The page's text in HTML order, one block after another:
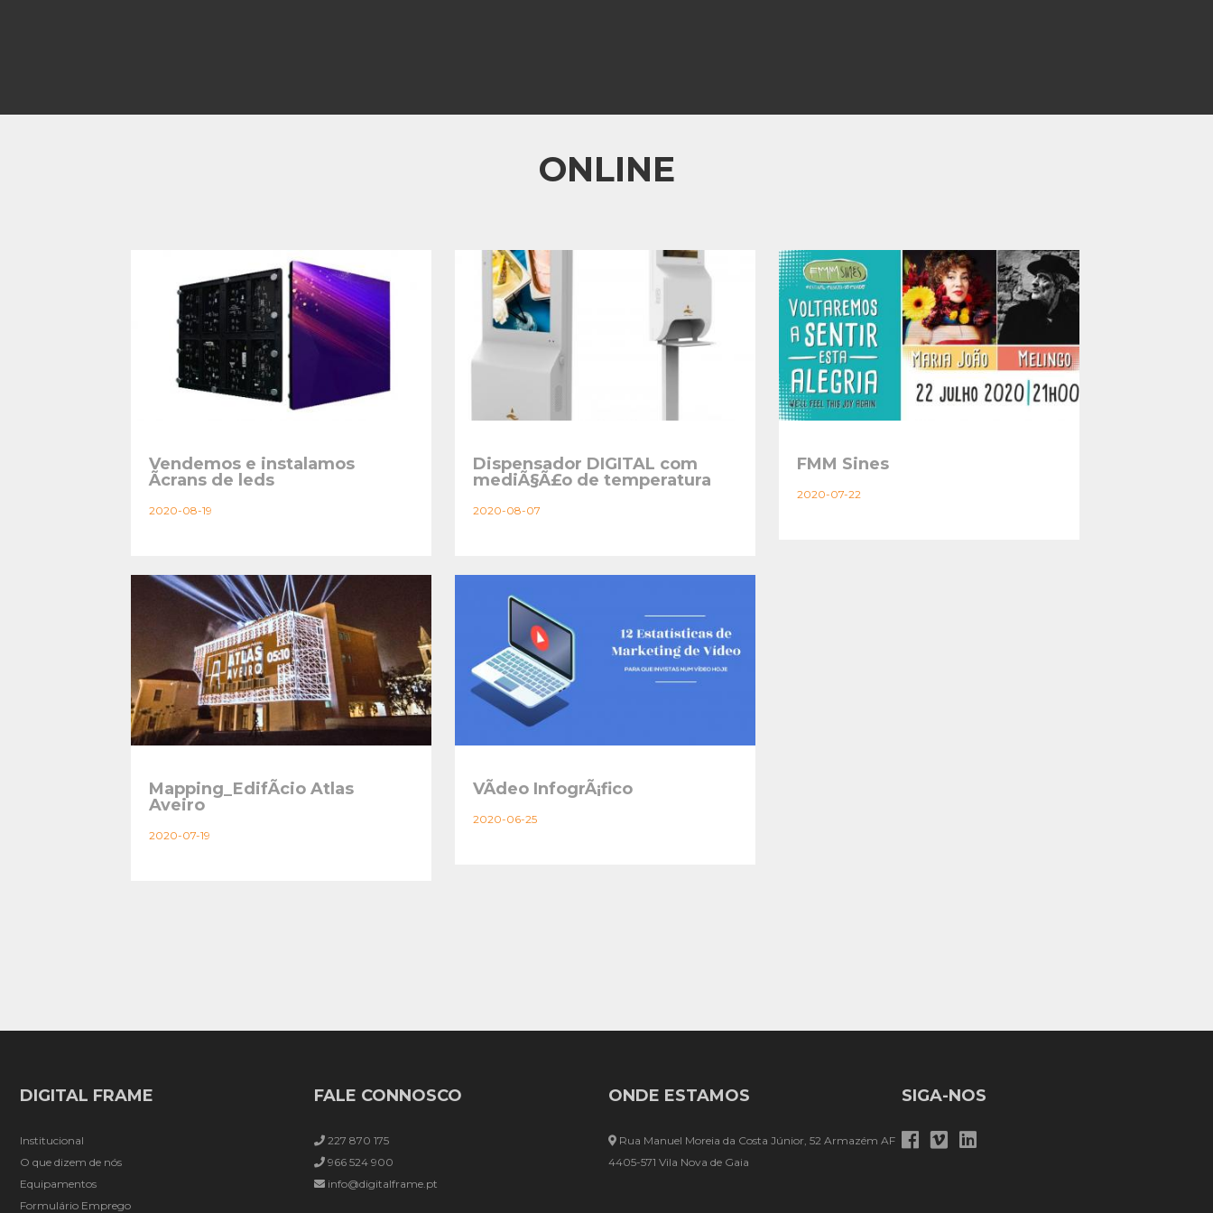
ONLINE
Vendemos e instalamos
Ãcrans de leds
2020-08-19
Dispensador DIGITAL com
mediÃ§Ã£o de temperatura
2020-08-07
FMM Sines
2020-07-22
Mapping_EdifÃ­cio Atlas
Aveiro
2020-07-19
VÃ­deo InfogrÃ¡fico
2020-06-25
DIGITAL FRAME
Institucional
O que dizem de nós
Equipamentos
Formulário Emprego
FALE CONNOSCO
227 870 175
966 524 900
info@digitalframe.pt
ONDE ESTAMOS
Rua Manuel Moreia da Costa Júnior, 52 Armazém AF
4405-571 Vila Nova de Gaia
SIGA-NOS